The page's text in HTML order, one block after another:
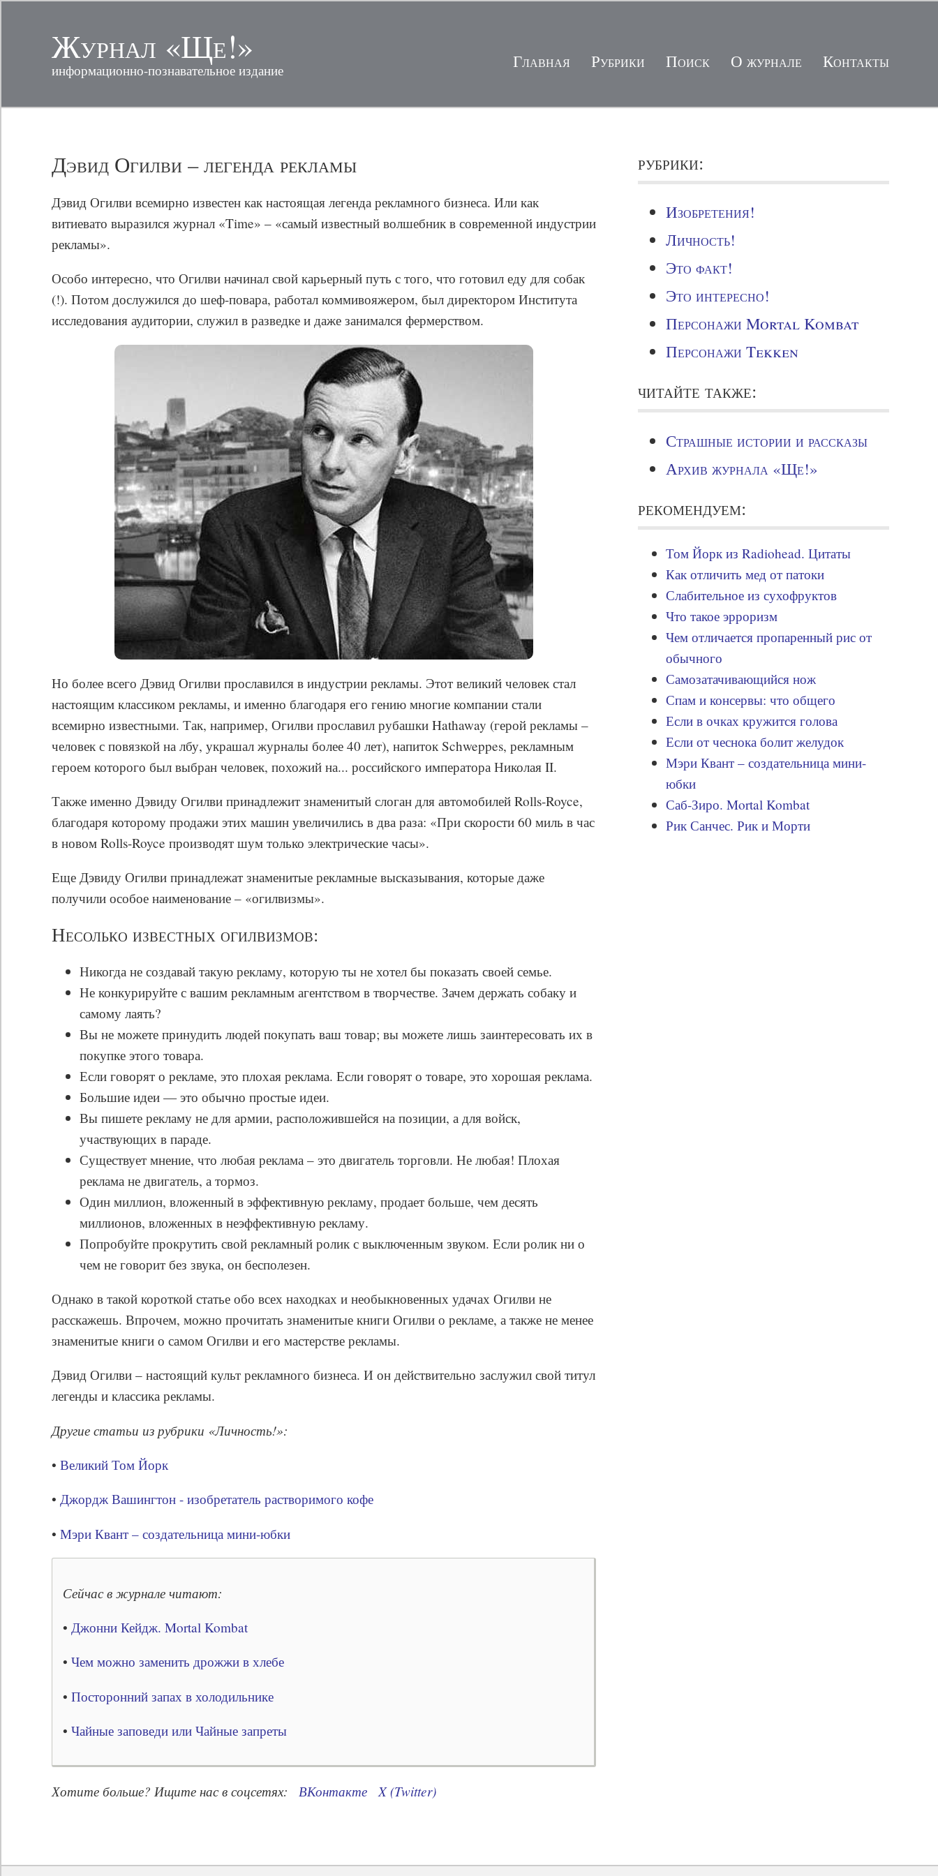
Журнал «Ще!»
информационно-познавательное издание Главная Рубрики Поиск О журнале Контакты
Дэвид Огилви – легенда рекламы
Дэвид Огилви всемирно известен как настоящая легенда рекламного бизнеса. Или как
витиевато выразился журнал «Time» – «самый известный волшебник в современной индустрии
рекламы».
Особо интересно, что Огилви начинал свой карьерный путь с того, что готовил еду для собак
(!). Потом дослужился до шеф-повара, работал коммивояжером, был директором Института
исследования аудитории, служил в разведке и даже занимался фермерством.
Но более всего Дэвид Огилви прославился в индустрии рекламы. Этот великий человек стал
настоящим классиком рекламы, и именно благодаря его гению многие компании стали
всемирно известными. Так, например, Огилви прославил рубашки Hathaway (герой рекламы –
человек с повязкой на лбу, украшал журналы более 40 лет), напиток Schweppes, рекламным
героем которого был выбран человек, похожий на... российского императора Николая II.
Также именно Дэвиду Огилви принадлежит знаменитый слоган для автомобилей Rolls-Royce,
благодаря которому продажи этих машин увеличились в два раза: «При скорости 60 миль в час
в новом Rolls-Royce производят шум только электрические часы».
Еще Дэвиду Огилви принадлежат знаменитые рекламные высказывания, которые даже
получили особое наименование – «огилвизмы».
Несолько известных огилвизмов:
Никогда не создавай такую рекламу, которую ты не хотел бы показать своей семье.
Не конкурируйте с вашим рекламным агентством в творчестве. Зачем держать собаку и
самому лаять?
Вы не можете принудить людей покупать ваш товар; вы можете лишь заинтересовать их в
покупке этого товара.
Если говорят о рекламе, это плохая реклама. Если говорят о товаре, это хорошая реклама.
Большие идеи — это обычно простые идеи.
Вы пишете рекламу не для армии, расположившейся на позиции, а для войск,
участвующих в параде.
Существует мнение, что любая реклама – это двигатель торговли. Не любая! Плохая
реклама не двигатель, а тормоз.
Один миллион, вложенный в эффективную рекламу, продает больше, чем десять
миллионов, вложенных в неэффективную рекламу.
Попробуйте прокрутить свой рекламный ролик с выключенным звуком. Если ролик ни о
чем не говорит без звука, он бесполезен.
Однако в такой короткой статье обо всех находках и необыкновенных удачах Огилви не
расскажешь. Впрочем, можно прочитать знаменитые книги Огилви о рекламе, а также не менее
знаменитые книги о самом Огилви и его мастерстве рекламы.
Дэвид Огилви – настоящий культ рекламного бизнеса. И он действительно заслужил свой титул
легенды и классика рекламы.
Другие статьи из рубрики «Личность!»:
• Великий Том Йорк
• Джордж Вашингтон - изобретатель растворимого кофе
• Мэри Квант – создательница мини-юбки
Сейчас в журнале читают:
• Джонни Кейдж. Mortal Kombat
• Чем можно заменить дрожжи в хлебе
• Посторонний запах в холодильнике
• Чайные заповеди или Чайные запреты
Хотите больше? Ищите нас в соцсетях: ВКонтакте X (Twitter)
рубрики:
Изобретения!
Личность!
Это факт!
Это интересно!
Персонажи Mortal Kombat
Персонажи Tekken
читайте также:
Страшные истории и рассказы
Архив журнала «Ще!»
рекомендуем:
Том Йорк из Radiohead. Цитаты
Как отличить мед от патоки
Слабительное из сухофруктов
Что такое эрроризм
Чем отличается пропаренный рис от
обычного
Самозатачивающийся нож
Спам и консервы: что общего
Если в очках кружится голова
Если от чеснока болит желудок
Мэри Квант – создательница мини-
юбки
Саб-Зиро. Mortal Kombat
Рик Санчес. Рик и Морти